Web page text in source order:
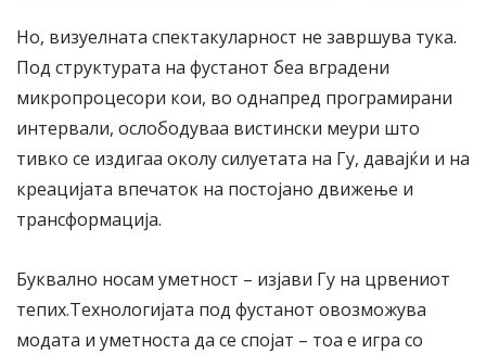
Но, визуелната спектакуларност не завршува тука.
Под структурата на фустанот беа вградени
микропроцесори кои, во однапред програмирани
интервали, ослободуваа вистински меури што
тивко се издигаа околу силуетата на Гу, давајќи и на
креацијата впечаток на постојано движење и
трансформација.
Буквално носам уметност – изјави Гу на црвениот
тепих.Технологијата под фустанот овозможува
модата и уметноста да се спојат – тоа е игра со